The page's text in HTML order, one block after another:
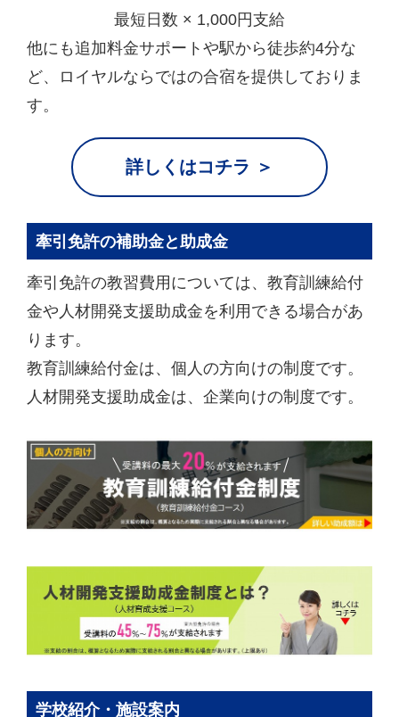
最短日数 × 1,000円支給
他にも追加料金サポートや駅から徒歩約4分な
ど、ロイヤルならではの合宿を提供しておりま
す。
詳しくはコチラ ＞
牽引免許の補助金と助成金
牽引免許の教習費用については、教育訓練給付
金や人材開発支援助成金を利用できる場合があ
ります。
教育訓練給付金は、個人の方向けの制度です。
人材開発支援助成金は、企業向けの制度です。
学校紹介・施設案内